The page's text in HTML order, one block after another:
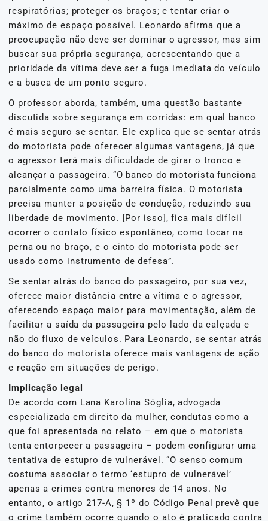
respiratórias; proteger os braços; e tentar criar o
máximo de espaço possível. Leonardo afirma que a
preocupação não deve ser dominar o agressor, mas sim
buscar sua própria segurança, acrescentando que a
prioridade da vítima deve ser a fuga imediata do veículo
e a busca de um ponto seguro.
O professor aborda, também, uma questão bastante
discutida sobre segurança em corridas: em qual banco
é mais seguro se sentar. Ele explica que se sentar atrás
do motorista pode oferecer algumas vantagens, já que
o agressor terá mais dificuldade de girar o tronco e
alcançar a passageira. “O banco do motorista funciona
parcialmente como uma barreira física. O motorista
precisa manter a posição de condução, reduzindo sua
liberdade de movimento. [Por isso], fica mais difícil
ocorrer o contato físico espontâneo, como tocar na
perna ou no braço, e o cinto do motorista pode ser
usado como instrumento de defesa”.
Se sentar atrás do banco do passageiro, por sua vez,
oferece maior distância entre a vítima e o agressor,
oferecendo espaço maior para movimentação, além de
facilitar a saída da passageira pelo lado da calçada e
não do fluxo de veículos. Para Leonardo, se sentar atrás
do banco do motorista oferece mais vantagens de ação
e reação em situações de perigo.
Implicação legal
De acordo com Lana Karolina Sóglia, advogada
especializada em direito da mulher, condutas como a
que foi apresentada no relato – em que o motorista
tenta entorpecer a passageira – podem configurar uma
tentativa de estupro de vulnerável. “O senso comum
costuma associar o termo ‘estupro de vulnerável’
apenas a crimes contra menores de 14 anos. No
entanto, o artigo 217-A, § 1º do Código Penal prevê que
o crime também ocorre quando o ato é praticado contra